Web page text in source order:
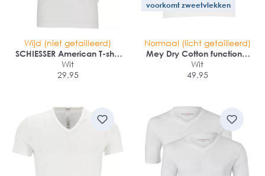
Wijd (niet getailleerd)
SCHIESSER American T-shirt
(2-pack)
Wit
29,95
voorkomt zweetvlekken
Normaal (licht getailleerd)
Mey Dry Cotton functional
T-shirt (1-pack)
Wit
49,95